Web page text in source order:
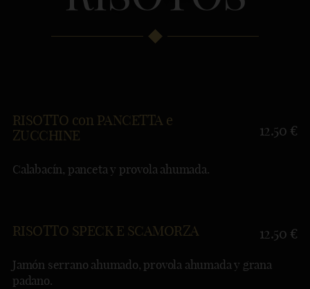
RISOTTO con PANCETTA e
ZUCCHINE
12.50 €
Calabacín, panceta y provola ahumada.
RISOTTO SPECK E SCAMORZA 12.50 €
Jamón serrano ahumado, provola ahumada y grana
padano.